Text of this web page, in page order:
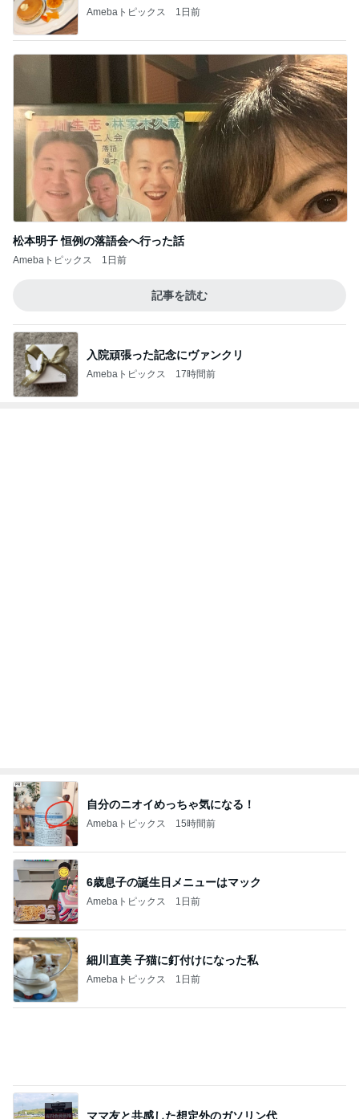
Amebaトピックス 1日前
松本明子 恒例の落語会へ行った話
Amebaトピックス 1日前
記事を読む
入院頑張った記念にヴァンクリ
Amebaトピックス 17時間前
半分こして食べた最高のクッキー
家族からいらんと言われた私のぼやき